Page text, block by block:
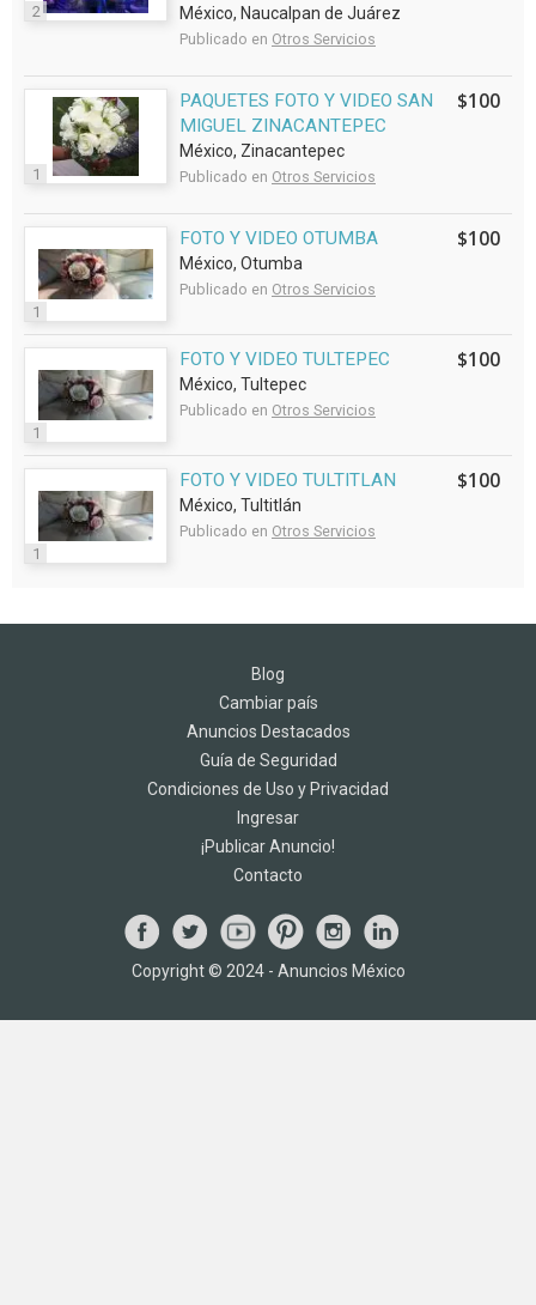
2 México, Naucalpan de Juárez
Publicado en Otros Servicios
1
PAQUETES FOTO Y VIDEO SAN
MIGUEL ZINACANTEPEC
México, Zinacantepec
Publicado en Otros Servicios
$100
1
FOTO Y VIDEO OTUMBA
México, Otumba
Publicado en Otros Servicios
$100
1
FOTO Y VIDEO TULTEPEC
México, Tultepec
Publicado en Otros Servicios
$100
1
FOTO Y VIDEO TULTITLAN
México, Tultitlán
Publicado en Otros Servicios
$100
Blog
Cambiar país
Anuncios Destacados
Guía de Seguridad
Condiciones de Uso y Privacidad
Ingresar
¡Publicar Anuncio!
Contacto
Copyright © 2024 - Anuncios México